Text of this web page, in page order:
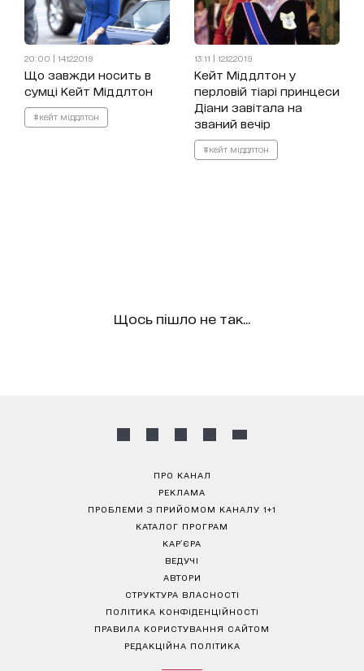
20:00 | 14.12.2019
Що завжди носить в
сумці Кейт Міддлтон
#кейт міддлтон
13:11 | 12.12.2019
Кейт Міддлтон у
перловій тіарі принцеси
Діани завітала на
званий вечір
#кейт міддлтон
Щось пішло не так...
ПРО КАНАЛ
РЕКЛАМА
ПРОБЛЕМИ З ПРИЙОМОМ КАНАЛУ 1+1
КАТАЛОГ ПРОГРАМ
КАР’ЄРА
ВЕДУЧІ
АВТОРИ
СТРУКТУРА ВЛАСНОСТІ
ПОЛІТИКА КОНФІДЕНЦІЙНОСТІ
ПРАВИЛА КОРИСТУВАННЯ САЙТОМ
РЕДАКЦІЙНА ПОЛІТИКА